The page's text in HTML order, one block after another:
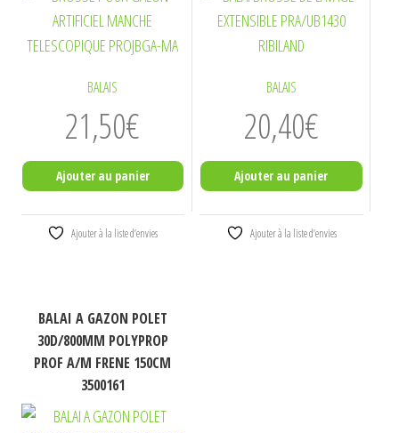
BALAIS
21,50€
Ajouter au panier
Ajouter à la liste d’envies
BALAIS
20,40€
Ajouter au panier
Ajouter à la liste d’envies
BALAI A GAZON POLET
30D/800MM POLYPROP
PROF A/M FRENE 150CM
3500161